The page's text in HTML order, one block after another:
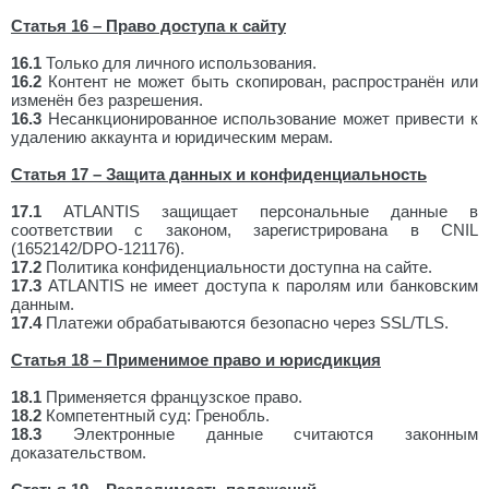
Статья 16 – Право доступа к сайту
16.1 Только для личного использования.
16.2 Контент не может быть скопирован, распространён или
изменён без разрешения.
16.3 Несанкционированное использование может привести к
удалению аккаунта и юридическим мерам.
Статья 17 – Защита данных и конфиденциальность
17.1 ATLANTIS защищает персональные данные в
соответствии с законом, зарегистрирована в CNIL
(1652142/DPO-121176).
17.2 Политика конфиденциальности доступна на сайте.
17.3 ATLANTIS не имеет доступа к паролям или банковским
данным.
17.4Платежи обрабатываются безопасно через SSL/TLS.
Статья 18 – Применимое право и юрисдикция
18.1 Применяется французское право.
18.2 Компетентный суд: Гренобль.
18.3 Электронные данные считаются законным
доказательством.